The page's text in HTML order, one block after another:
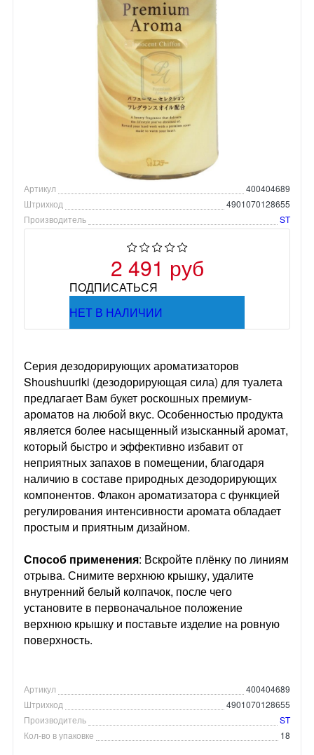
Артикул
400404689
Штрихкод
4901070128655
Производитель
ST
2 491 руб
ПОДПИСАТЬСЯ
НЕТ В НАЛИЧИИ
Серия дезодорирующих ароматизаторов
Shoushuuriki (дезодорирующая сила) для туалета
предлагает Вам букет роскошных премиум-
ароматов на любой вкус. Особенностью продукта
является более насыщенный изысканный аромат,
который быстро и эффективно избавит от
неприятных запахов в помещении, благодаря
наличию в составе природных дезодорирующих
компонентов. Флакон ароматизатора с функцией
регулирования интенсивности аромата обладает
простым и приятным дизайном.
Способ применения: Вскройте плёнку по линиям
отрыва. Снимите верхнюю крышку, удалите
внутренний белый колпачок, после чего
установите в первоначальное положение
верхнюю крышку и поставьте изделие на ровную
поверхность.
Артикул
400404689
Штрихкод
4901070128655
Производитель
ST
Кол-во в упаковке
18